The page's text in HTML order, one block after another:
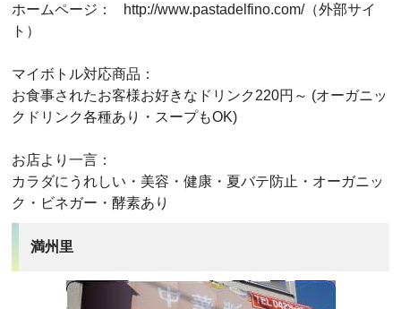
ホームページ：
http://www.pastadelfino.com/（外部サイ
ト）
マイボトル対応商品：
お食事されたお客様お好きなドリンク220円～ (オーガニッ
クドリンク各種あり・スープもOK)
お店より一言：
カラダにうれしい・美容・健康・夏バテ防止・オーガニッ
ク・ビネガー・酵素あり
満州里